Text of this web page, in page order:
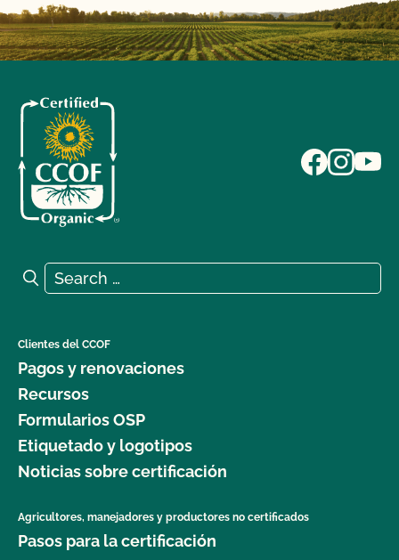
Search for:
Search
Clientes del CCOF
Pagos y renovaciones
Recursos
Formularios OSP
Etiquetado y logotipos
Noticias sobre certificación
Agricultores, manejadores y productores no certificados
Pasos para la certificación